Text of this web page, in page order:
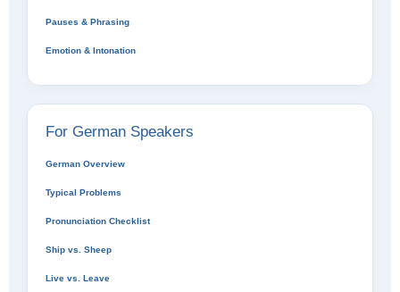
Pauses & Phrasing
Emotion & Intonation
For German Speakers
German Overview
Typical Problems
Pronunciation Checklist
Ship vs. Sheep
Live vs. Leave